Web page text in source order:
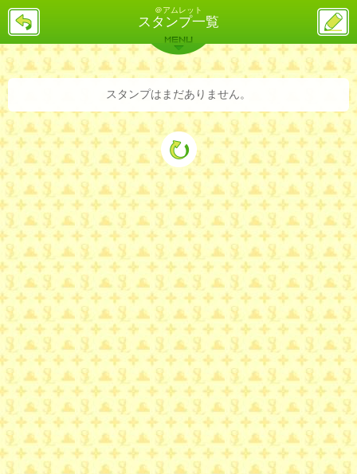
＠アムレット
スタンプ一覧
戻
ス
投
稿
バックナンバー 詳細検索 ランキング
MENU
スタンプはまだありません。